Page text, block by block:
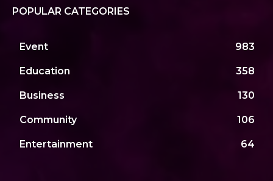
POPULAR CATEGORIES
Event 983
Education 358
Business 130
Community 106
Entertainment 64